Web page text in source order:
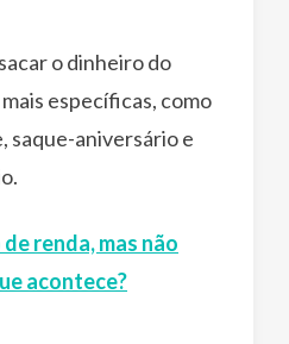
o dinheiro do
específicas, como
saque-aniversário e
renda, mas não
acontece?